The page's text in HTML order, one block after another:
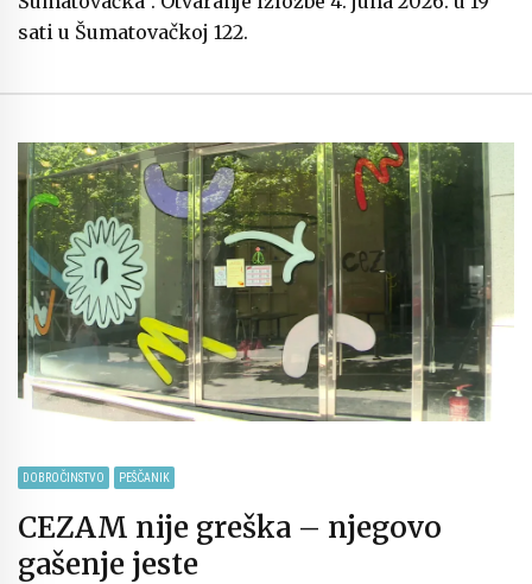
sati u Šumatovačkoj 122.
DOBROČINSTVO PEŠČANIK
CEZAM nije greška – njegovo
gašenje jeste